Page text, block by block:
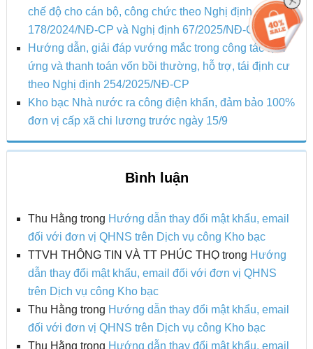
chế độ cho cán bộ, công chức theo Nghị định
178/2024/NĐ-CP và Nghị định 67/2025/NĐ-CP
Hướng dẫn, giải đáp vướng mắc trong công tác tạm
ứng và thanh toán vốn bồi thường, hỗ trợ, tái định cư
theo Nghị định 254/2025/NĐ-CP
Kho bạc Nhà nước ra công điện khẩn, đảm bảo 100%
đơn vị cấp xã chi lương trước ngày 15/9
Bình luận
Thu Hằng trong Hướng dẫn thay đổi mật khẩu, email
đối với đơn vị QHNS trên Dịch vụ công Kho bạc
TTVH THÔNG TIN VÀ TT PHÚC THỌtrong Hướng
dẫn thay đổi mật khẩu, email đối với đơn vị QHNS
trên Dịch vụ công Kho bạc
Thu Hằng trong Hướng dẫn thay đổi mật khẩu, email
đối với đơn vị QHNS trên Dịch vụ công Kho bạc
Thu Hằng trong Hướng dẫn thay đổi mật khẩu, email